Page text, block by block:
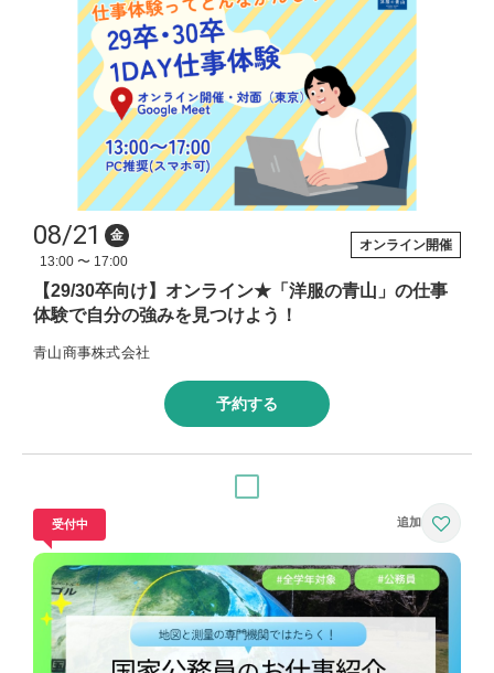
08/21
金
13:00 〜 17:00
オンライン開催
【29/30卒向け】オンライン★「洋服の青山」の仕事
体験で自分の強みを見つけよう！
青山商事株式会社
予約する
受付中